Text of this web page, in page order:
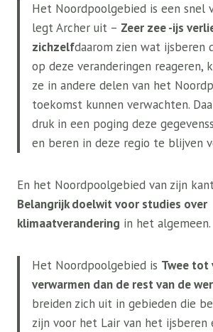
Het Noordpoolgebied is een snel
legt Archer uit – Zeer zee -ijs
zichzelfdaarom zien wat ijsberen
op deze veranderingen reageren,
ze in andere delen van het
toekomst kunnen verwachten.
druk in een poging deze
en beren in deze regio te blijven
En het Noordpoolgebied van zijn
Belangrijk doelwit voor studies over
klimaatverandering in het algemeen.
Het Noordpoolgebied is Twee tot
verwarmen dan de rest van de
breiden zich uit in gebieden die
zijn voor het Lair van het